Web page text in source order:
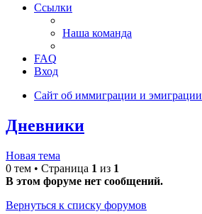
Ссылки
Наша команда
FAQ
Вход
Сайт об иммиграции и эмиграции
Дневники
Новая тема
0 тем • Страница 1 из 1
В этом форуме нет сообщений.
Вернуться к списку форумов